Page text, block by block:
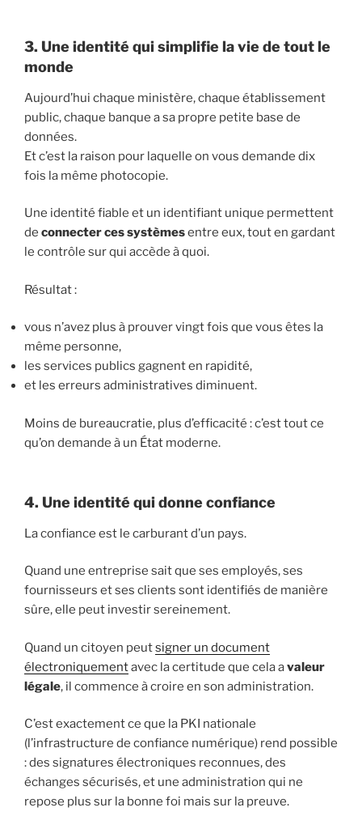
3. Une identité qui simplifie la vie de tout le
monde
Aujourd’hui chaque ministère, chaque établissement
public, chaque banque a sa propre petite base de
données.
Et c’est la raison pour laquelle on vous demande dix
fois la même photocopie.
Une identité fiable et un identifiant unique permettent
de connecter ces systèmesentre eux, tout en gardant
le contrôle sur qui accède à quoi.
Résultat :
vous n’avez plus à prouver vingt fois que vous êtes la
même personne,
les services publics gagnent en rapidité,
et les erreurs administratives diminuent.
Moins de bureaucratie, plus d’efficacité : c’est tout ce
qu’on demande à un État moderne.
4. Une identité qui donne confiance
La confiance est le carburant d’un pays.
Quand une entreprise sait que ses employés, ses
fournisseurs et ses clients sont identifiés de manière
sûre, elle peut investir sereinement.
Quand un citoyen peutsigner un document
électroniquementavec la certitude que cela avaleur
légale, il commence à croire en son administration.
C’est exactement ce que la PKI nationale
(l’infrastructure de confiance numérique) rend possible
: des signatures électroniques reconnues, des
échanges sécurisés, et une administration qui ne
repose plus sur la bonne foi mais sur la preuve.